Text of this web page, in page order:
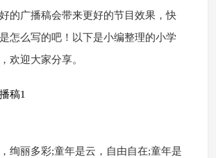
的广播稿会带来更好的节目效果，快
怎么写的吧！以下是小编整理的小学
欢迎大家分享。
稿1
绚丽多彩;童年是云，自由自在;童年是